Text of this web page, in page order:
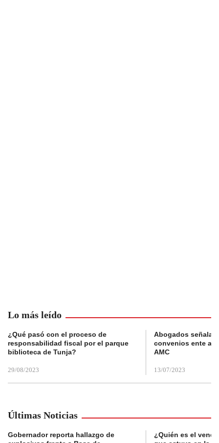
Lo más leído
¿Qué pasó con el proceso de
responsabilidad fiscal por el parque
biblioteca de Tunja?
29/08/2023
Abogados
convenios ente
AMC
13/07/2023
Últimas Noticias
Gobernador reporta hallazgo de
¿Quién es el